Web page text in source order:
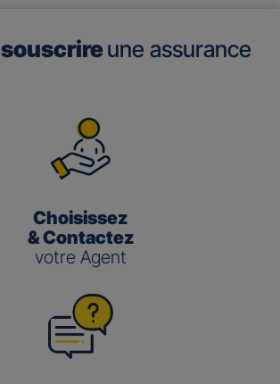
souscrireune assurance
Choisissez
& Contactez
votre Agent